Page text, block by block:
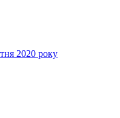
2020 року